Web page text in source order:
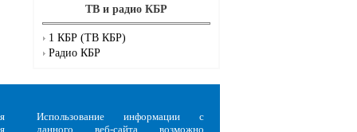
ТВ и радио КБР
1 КБР (ТВ КБР)
Радио КБР
Использование информации с
данного веб-сайта возможно